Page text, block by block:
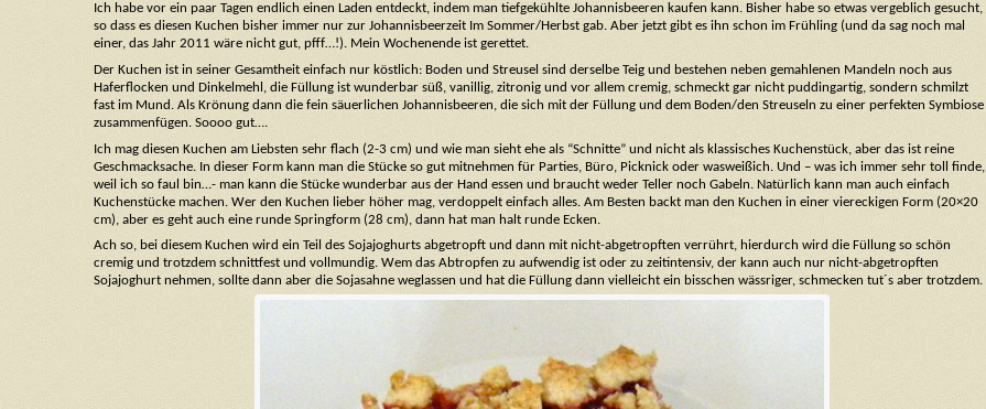
Ich habe vor ein paar Tagen endlich einen Laden entdeckt, indem man tiefgekühlte Johannisbeeren kaufen kann. Bisher habe so etwas vergeblich gesucht,
so dass es diesen Kuchen bisher immer nur zur Johannisbeerzeit Im Sommer/Herbst gab. Aber jetzt gibt es ihn schon im Frühling (und da sag noch mal
einer, das Jahr 2011 wäre nicht gut, pfff…!). Mein Wochenende ist gerettet.
Der Kuchen ist in seiner Gesamtheit einfach nur köstlich: Boden und Streusel sind derselbe Teig und bestehen neben gemahlenen Mandeln noch aus
Haferflocken und Dinkelmehl, die Füllung ist wunderbar süß, vanillig, zitronig und vor allem cremig, schmeckt gar nicht puddingartig, sondern schmilzt
fast im Mund. Als Krönung dann die fein säuerlichen Johannisbeeren, die sich mit der Füllung und dem Boden/den Streuseln zu einer perfekten Symbiose
zusammenfügen. Soooo gut….
Ich mag diesen Kuchen am Liebsten sehr flach (2-3 cm) und wie man sieht ehe als “Schnitte” und nicht als klassisches Kuchenstück, aber das ist reine
Geschmacksache. In dieser Form kann man die Stücke so gut mitnehmen für Parties, Büro, Picknick oder wasweißich. Und – was ich immer sehr toll finde,
weil ich so faul bin…- man kann die Stücke wunderbar aus der Hand essen und braucht weder Teller noch Gabeln. Natürlich kann man auch einfach
Kuchenstücke machen. Wer den Kuchen lieber höher mag, verdoppelt einfach alles. Am Besten backt man den Kuchen in einer viereckigen Form (20×20
cm), aber es geht auch eine runde Springform (28 cm), dann hat man halt runde Ecken.
Ach so, bei diesem Kuchen wird ein Teil des Sojajoghurts abgetropft und dann mit nicht-abgetropften verrührt, hierdurch wird die Füllung so schön
cremig und trotzdem schnittfest und vollmundig. Wem das Abtropfen zu aufwendig ist oder zu zeitintensiv, der kann auch nur nicht-abgetropften
Sojajoghurt nehmen, sollte dann aber die Sojasahne weglassen und hat die Füllung dann vielleicht ein bisschen wässriger, schmecken tut´s aber trotzdem.